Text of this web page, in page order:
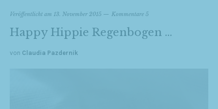
Veröffentlicht am 13. November 2015 Kommentare 5
Happy Hippie Regenbogen …
von Claudia Pazdernik